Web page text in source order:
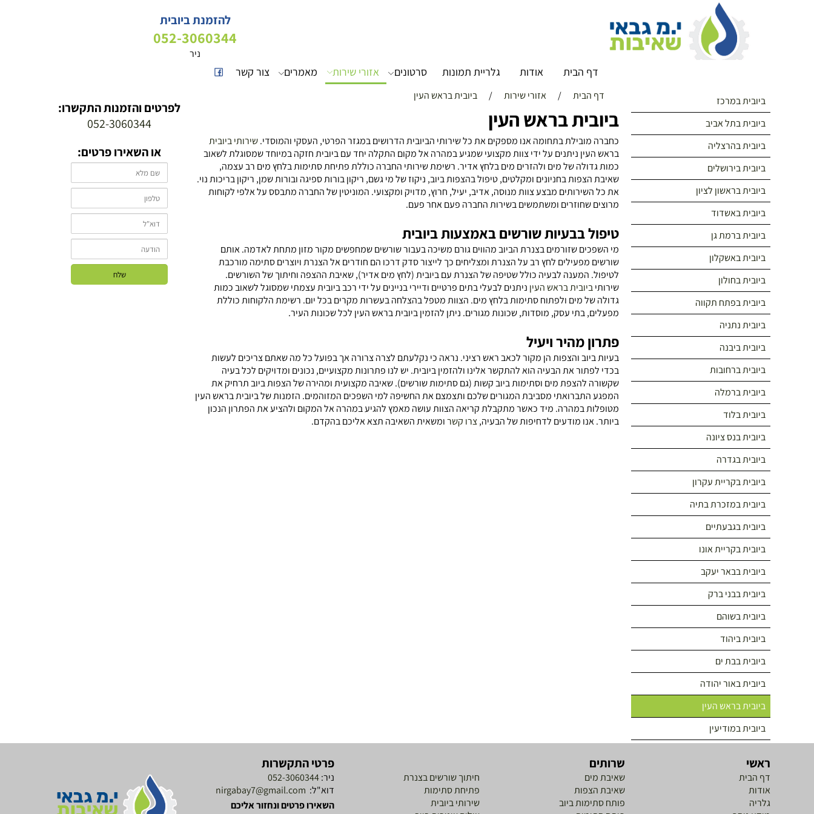
להזמנת ביובית
052-3060344
ניר
דף הבית אודות גלריית תמונות סרטונים אזורי שירות מאמרים צור קשר
ביובית במרכז
ביובית בתל אביב
ביובית בהרצליה
ביובית בירושלים
ביובית בראשון לציון
ביובית באשדוד
ביובית ברמת גן
ביובית באשקלון
ביובית בחולון
ביובית בפתח תקווה
ביובית נתניה
ביובית ביבנה
ביובית ברחובות
ביובית ברמלה
ביובית בלוד
ביובית בנס ציונה
ביובית בגדרה
ביובית בקריית עקרון
ביובית במזכרת בתיה
ביובית בגבעתיים
ביובית בקריית אונו
ביובית בבאר יעקב
ביובית בבני ברק
ביובית בשוהם
ביובית ביהוד
ביובית בבת ים
ביובית באור יהודה
ביובית בראש העין
ביובית במודיעין
דף הבית / אזורי שירות / ביובית בראש העין
ביובית בראש העין
כחברה מובילת בתחומה אנו מספקים את כל שירותי הביובית הדרושים במגזר הפרטי, העסקי והמוסדי.שירותי ביובית
בראש העין ניתנים על ידי צוות מקצועי שמגיע במהרה אל מקום התקלה יחד עם ביובית חזקה במיוחד שמסוגלת לשאוב
כמות גדולה של מים ולהזרים מים בלחץ אדיר. רשימת שירותי החברה כוללת פתיחת סתימות בלחץ מים רב עצמה,
שאיבת הצפות בחניונים ומקלטים, טיפול בהצפות ביוב, ניקוז של מי גשם, ריקון בורות ספיגה ובורות שמן, ריקון בריכות נוי.
את כל השירותים מבצע צוות מנוסה, אדיב, יעיל, חרוץ, מדויק ומקצועי. המוניטין של החברה מתבסס על אלפי לקוחות
מרוצים שחוזרים ומשתמשים בשירות החברה פעם אחר פעם.
טיפול בבעיות שורשים באמצעות ביובית
מי השפכים שזורמים בצנרת הביוב מהווים גורם משיכה בעבור שורשים שמחפשים מקור מזון מתחת לאדמה. אותם
שורשים מפעילים לחץ רב על הצנרת ומצליחים כך לייצור סדק דרכו הם חודרים אל הצנרת ויוצרים סתימה מורכבת
לטיפול. המענה לבעיה כולל שטיפה של הצנרת עם ביובית (לחץ מים אדיר), שאיבת ההצפה וחיתוך של השורשים.
שירותיביובית בראש העין ניתנים לבעלי בתים פרטיים ודיירי בניינים על ידי רכב ביובית עצמתי שמסוגל לשאוב כמות
גדולה של מים ולפתוח סתימות בלחץ מים. הצוות מטפל בהצלחה בעשרות מקרים בכל יום. רשימת הלקוחות כוללת
מפעלים, בתי עסק, מוסדות, שכונות מגורים. ניתן להזמין ביובית בראש העין לכל שכונות העיר.
פתרון מהיר ויעיל
בעיות ביוב והצפות הן מקור לכאב ראש רציני. נראה כי נקלעתם לצרה צרורה אך בפועל כל מה שאתם צריכים לעשות
בכדי לפתור את הבעיה הוא להתקשר אלינו ולהזמין ביובית. יש לנו פתרונות מקצועיים, נכונים ומדויקים לכל בעיה
שקשורה להצפת מים וסתימות ביוב קשות (גם סתימות שורשים). שאיבה מקצועית ומהירה של הצפות ביוב תרחיק את
המפגע התברואתי מסביבת המגורים שלכם ותצמצם את החשיפה למי השפכים המזוהמים. הזמנות של ביובית בראש העין
מטופלות במהרה. מיד כאשר מתקבלת קריאה הצוות עושה מאמץ להגיע במהרה אל המקום ולהציע את הפתרון הנכון
ביותר. אנו מודעים לדחיפות של הבעיה,צרו קשרומשאית השאיבה תצא אליכם בהקדם.
לפרטים והזמנות התקשרו:
052-3060344
או השאירו פרטים:
ראשי
דף הבית
אודות
גלריה
שרותים
שאיבת מים
שאיבת הצפות
פותח סתימות ביוב
חיתוך שורשים בצנרת
פתיחת סתימות
שירותי ביובית
פרטי התקשרות
ניר:052-3060344
דוא"ל: nirgabay7@gmail.com
השאירו פרטים ונחזור אליכם